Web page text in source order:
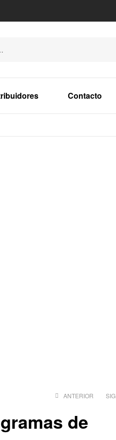
Contacto
ANTERIOR
de